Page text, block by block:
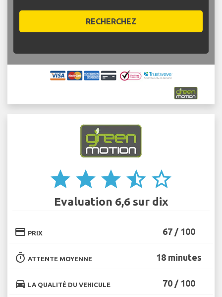
RECHERCHEZ
star star star star_half star_border
Evaluation 6,6 sur dix
credit_card PRIX 67 / 100
timer ATTENTE MOYENNE 18 minutes
directions_car LA QUALITÉ DU VEHICULE 70 / 100